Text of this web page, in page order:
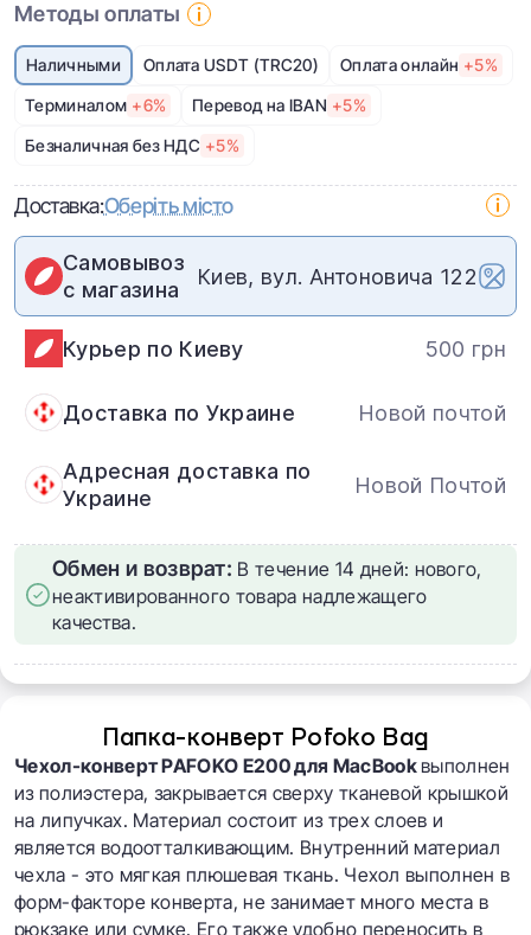
Методы оплаты
Наличными Оплата USDT (TRC20) Оплата онлайн +5%
Терминалом +6% Перевод на IBAN +5%
Безналичная без НДС +5%
Доставка:Оберіть місто
Самовывоз
с магазина
Киев, вул. Антоновича 122
Курьер по Киеву 500 грн
Доставка по Украине Новой почтой
Адресная доставка по
Украине
Новой Почтой
Обмен и возврат: В течение 14 дней: нового,
неактивированного товара надлежащего
качества.
Папка-конверт Pofoko Bag
Чехол-конверт PAFOKO E200 для MacBookвыполнен
из полиэстера, закрывается сверху тканевой крышкой
на липучках. Материал состоит из трех слоев и
является водоотталкивающим. Внутренний материал
чехла - это мягкая плюшевая ткань. Чехол выполнен в
форм-факторе конверта, не занимает много места в
рюкзаке или сумке. Его также удобно переносить в